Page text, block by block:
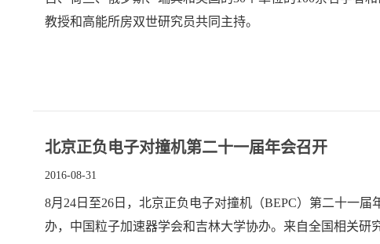
教授和高能所房双世研究员共同主持。
北京正负电子对撞机第二十一届年会召开
2016-08-31
8月24日至26日，北京正负电子对撞机（BEPC）第二十一
办，中国粒子加速器学会和吉林大学协办。来自全国相关研